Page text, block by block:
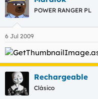
POWER RANGER PL
6 Jul 2009
Rechargeable
Clásico